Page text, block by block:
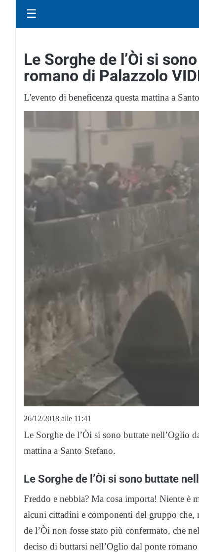
☰
Le Sorghe de l’Òi si
romano di Palazzolo
L'evento di beneficenza questa mattina a
26/12/2018 alle 11:41
Le Sorghe de l’Òi si sono buttate nell’Oglio
mattina a Santo Stefano.
Le Sorghe de l’Òi si sono buttate
Freddo e nebbia? Ma cosa importa! Niente è
alcuni cittadini e componenti del gruppo che,
de l’Òi non fosse stato più confermato, che
deciso di buttarsi nell’Oglio dal ponte